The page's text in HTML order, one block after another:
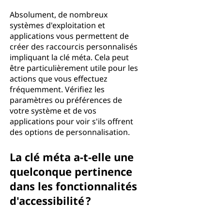
Absolument, de nombreux
systèmes d'exploitation et
applications vous permettent de
créer des raccourcis personnalisés
impliquant la clé méta. Cela peut
être particulièrement utile pour les
actions que vous effectuez
fréquemment. Vérifiez les
paramètres ou préférences de
votre système et de vos
applications pour voir s'ils offrent
des options de personnalisation.
La clé méta a-t-elle une
quelconque pertinence
dans les fonctionnalités
d'accessibilité ?